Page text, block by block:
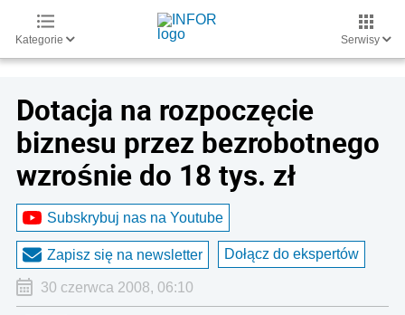
Kategorie Serwisy
Dotacja na rozpoczęcie
biznesu przez bezrobotnego
wzrośnie do 18 tys. zł
Subskrybuj nas na Youtube
Zapisz się na newsletter Dołącz do ekspertów
30 czerwca 2008, 06:10